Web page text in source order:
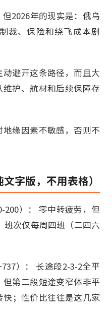
2026年的现实是：俄乌
裁、保险和绕飞成本剧
避开这条路径，而且大
护、航材和后续保障存
缘因素不敏感，否则不
字版，不用表格）
）： 零中转疲劳，但
班次仅每周四班（二四六
）： 长途段2-3-2全平
第二段短途变窄体非平
；性价比往往是这几家